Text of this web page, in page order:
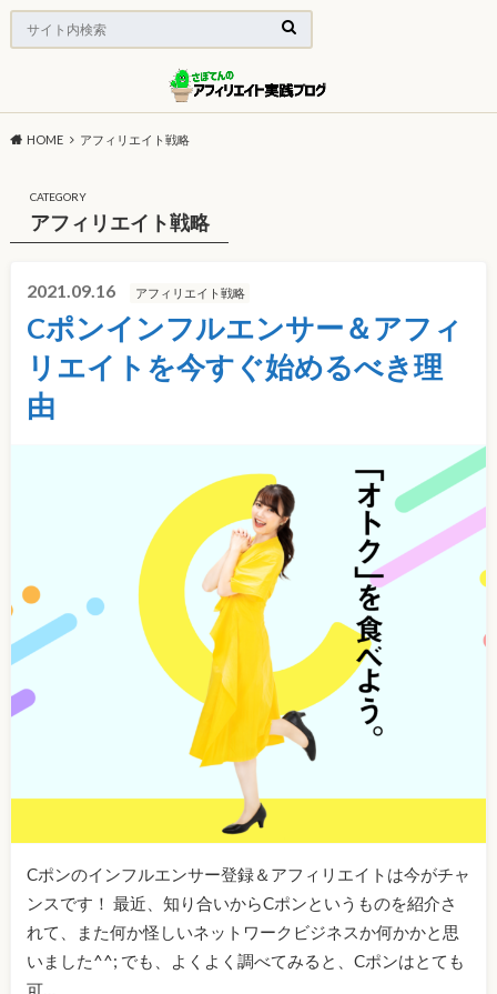
HOME アフィリエイト戦略
CATEGORY
アフィリエイト戦略
2021.09.16 アフィリエイト戦略
Cポンインフルエンサー＆アフィ
リエイトを今すぐ始めるべき理
由
Cポンのインフルエンサー登録＆アフィリエイトは今がチャ
ンスです！ 最近、知り合いからCポンというものを紹介さ
れて、また何か怪しいネットワークビジネスか何かかと思
いました^^; でも、よくよく調べてみると、Cポンはとても
可…